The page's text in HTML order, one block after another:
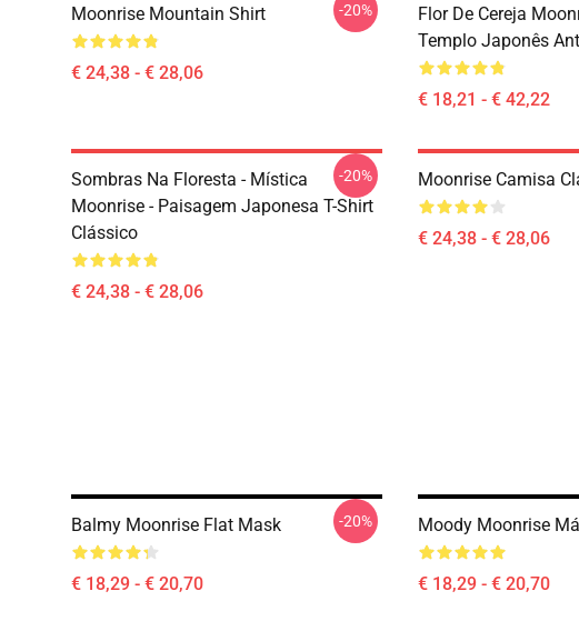
Moonrise Mountain Shirt
€ 24,38 - € 28,06
-20%
Flor De Cereja
Templo Japonês
€ 18,21 - € 42,22
Sombras Na Floresta - Mística
Moonrise - Paisagem Japonesa T-Shirt
Clássico
€ 24,38 - € 28,06
-20% Moonrise Camisa
€ 24,38 - € 28,06
Balmy Moonrise Flat Mask
€ 18,29 - € 20,70
-20% Moody Moonrise
€ 18,29 - € 20,70